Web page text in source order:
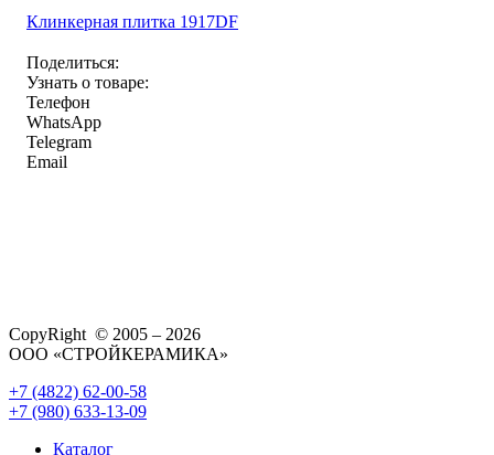
Клинкерная плитка 1917DF
Поделиться:
Узнать о товаре:
Телефон
WhatsApp
Telegram
Email
CopyRight © 2005 – 2026
ООО «СТРОЙКЕРАМИКА»
+7 (4822) 62-00-58
+7 (980) 633-13-09
Каталог